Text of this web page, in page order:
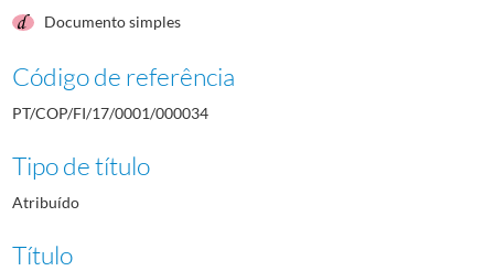
Documento simples
Código de referência
PT/COP/FI/17/0001/000034
Tipo de título
Atribuído
Título